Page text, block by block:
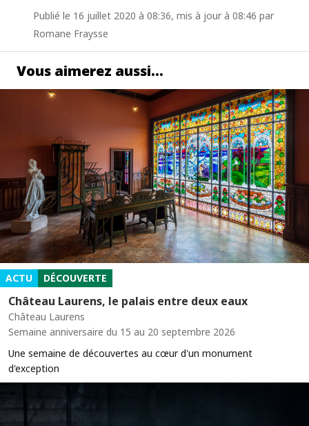
Publié le 16 juillet 2020 à 08:36, mis à jour à 08:46 par
Romane Fraysse
Vous aimerez aussi…
ACTU DÉCOUVERTE
Château Laurens, le palais entre deux eaux
Château Laurens
Semaine anniversaire du 15 au 20 septembre 2026
Une semaine de découvertes au cœur d'un monument
d'exception